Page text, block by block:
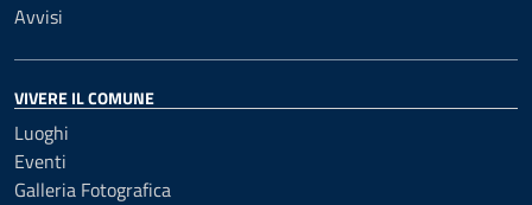
Avvisi
VIVERE IL COMUNE
Luoghi
Eventi
Galleria Fotografica